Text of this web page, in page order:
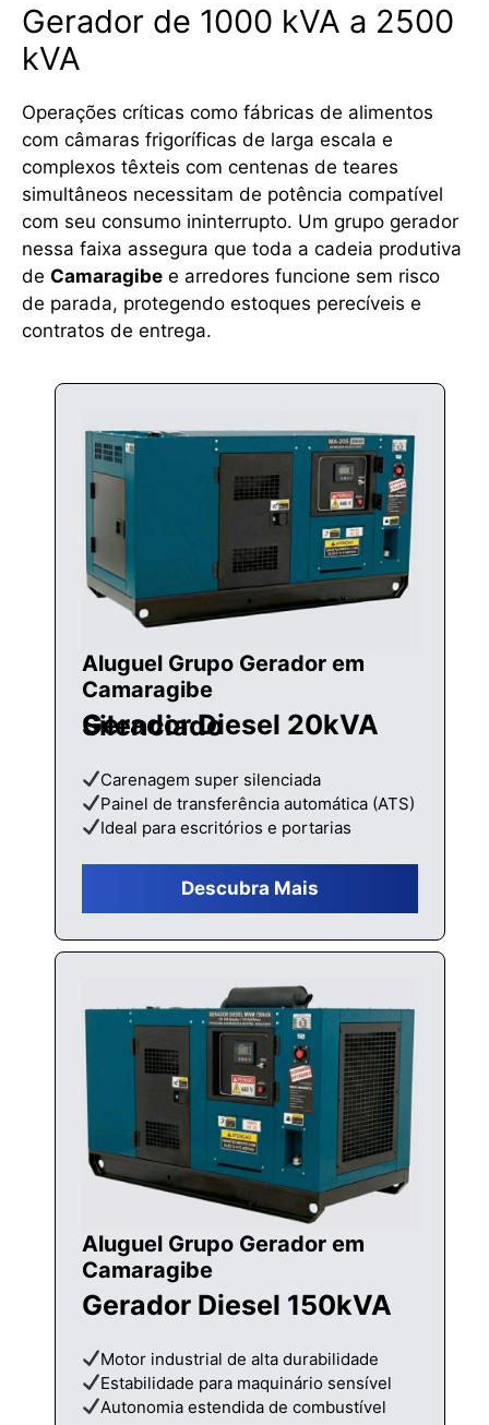
Gerador de 1000 kVA a 2500
kVA
Operações críticas como fábricas de alimentos
com câmaras frigoríficas de larga escala e
complexos têxteis com centenas de teares
simultâneos necessitam de potência compatível
com seu consumo ininterrupto. Um grupo gerador
nessa faixa assegura que toda a cadeia produtiva
de Camaragibe e arredores funcione sem risco
de parada, protegendo estoques perecíveis e
contratos de entrega.
Aluguel Grupo Gerador em
Camaragibe
Gerador Diesel 20kVA Silenciado
Carenagem super silenciada
Painel de transferência automática (ATS)
Ideal para escritórios e portarias
Descubra Mais
Aluguel Grupo Gerador em
Camaragibe
Gerador Diesel 150kVA
Motor industrial de alta durabilidade
Estabilidade para maquinário sensível
Autonomia estendida de combustível